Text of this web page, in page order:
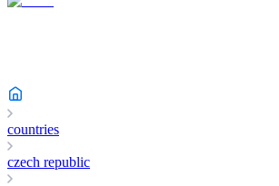
countries
czech republic